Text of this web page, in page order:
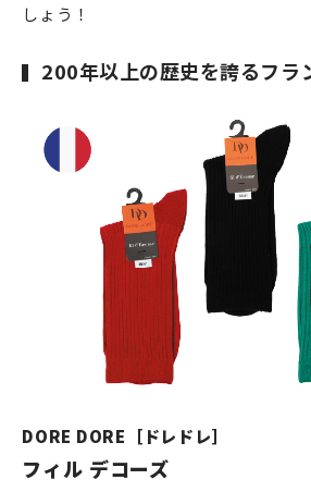
しょう！
200年以上の歴史を誇るフラ
DORE DORE［ドレドレ］
フィル デコーズ